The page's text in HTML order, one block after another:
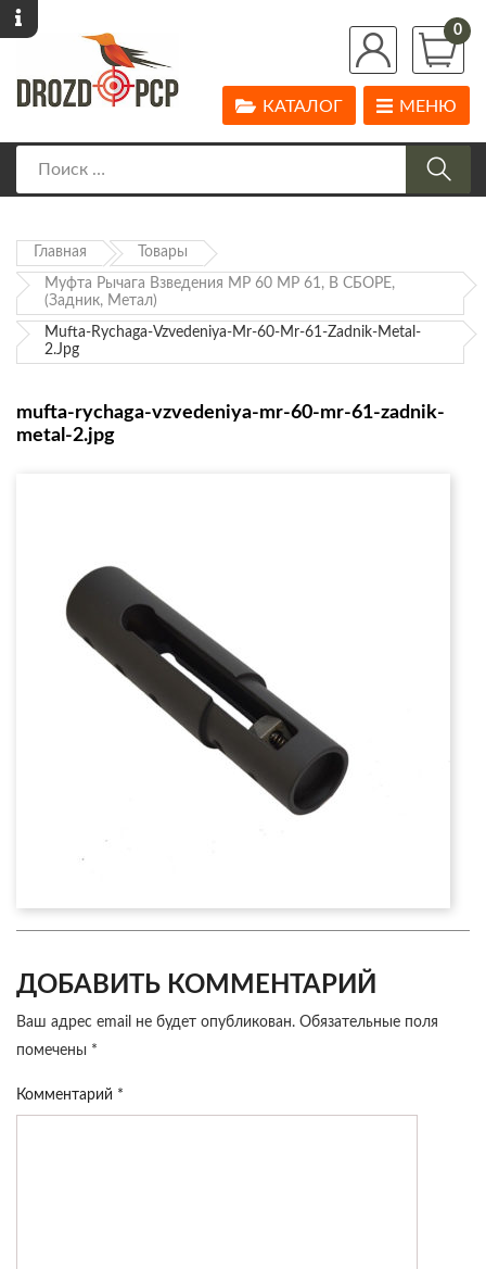
0
МЕНЮ
КАТАЛОГ
Главная Товары
Муфта Рычага Взведения МР 60 МР 61, В СБОРЕ,
(Задник, Метал)
Mufta-Rychaga-Vzvedeniya-Mr-60-Mr-61-Zadnik-Metal-
2.jpg
mufta-rychaga-vzvedeniya-mr-60-mr-61-zadnik-
metal-2.jpg
ДОБАВИТЬ КОММЕНТАРИЙ
Ваш адрес email не будет опубликован. Обязательные поля
помечены *
Комментарий *